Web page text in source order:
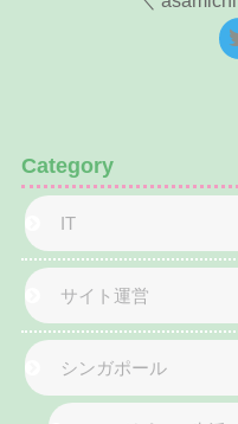
Category
IT
サイト運営
シンガポール